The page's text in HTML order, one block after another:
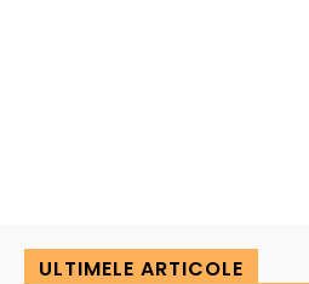
ULTIMELE ARTICOLE